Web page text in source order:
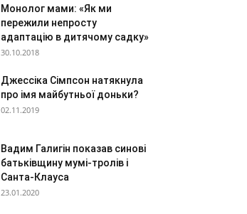
Монолог мами: «Як ми
пережили непросту
адаптацію в дитячому садку»
30.10.2018
Джессіка Сімпсон натякнула
про імя майбутньої доньки?
02.11.2019
Вадим Галигін показав синові
батьківщину мумі-тролів і
Санта-Клауса
23.01.2020